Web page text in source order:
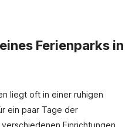
Ferienparks in
liegt oft in einer ruhigen
ein paar Tage der
Einrichtungen